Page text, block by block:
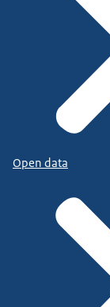
Open data